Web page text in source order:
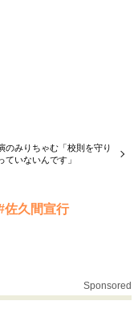
のみりちゃむ「校則を守り
いないんです」
佐久間宣行
Sponsored